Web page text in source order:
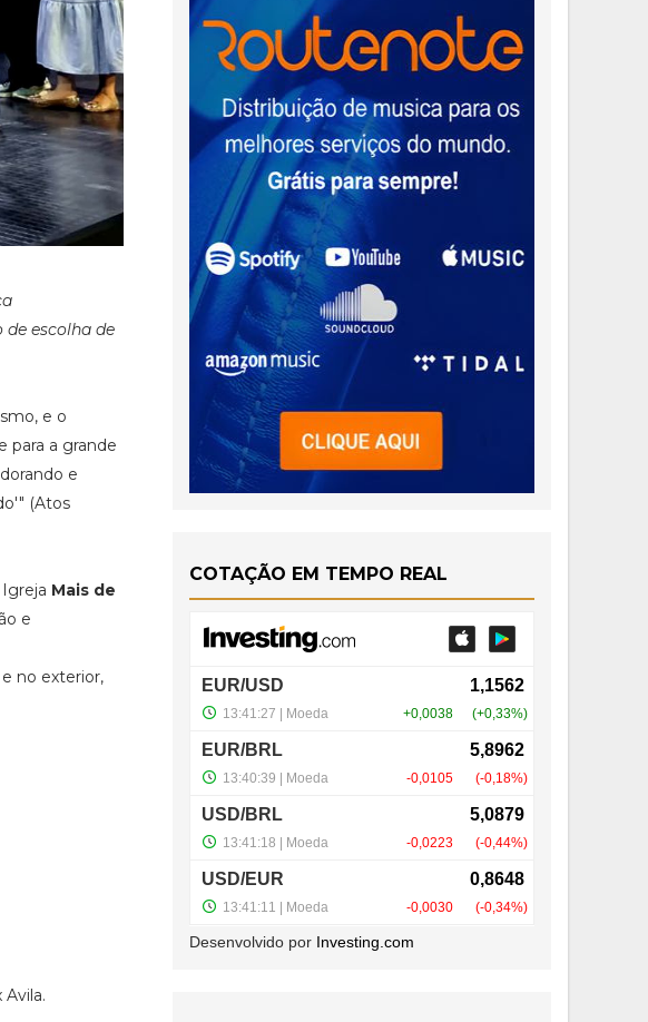
escolha de
e o
para a grande
e
(Atos
Mais de
e
no exterior,
COTAÇÃO EM TEMPO REAL
Desenvolvido por Investing.com